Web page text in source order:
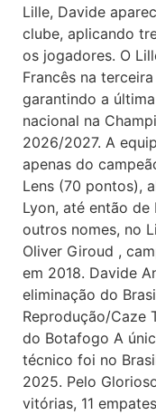
Lille, Davide
clube, aplicando
os jogadores. O
Francês na
garantindo a
nacional na
2026/2027. A
apenas do
Lens (70 pontos),
Lyon, até então
outros nomes, no
Oliver Giroud ,
em 2018. Davide
eliminação do
Reprodução/Caze
do Botafogo A
técnico foi no
2025. Pelo
vitórias, 11